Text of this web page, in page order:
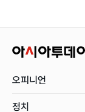
오피니언
정치